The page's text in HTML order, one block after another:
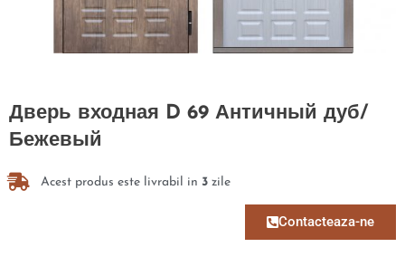
Дверь входная D 69 Античный дуб/
Бежевый
Acest produs este livrabil in 3 zile
Contacteaza-ne